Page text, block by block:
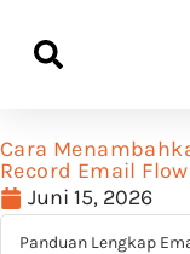
Cara
Record Email Flow
Juni 15, 2026
Panduan Lengkap